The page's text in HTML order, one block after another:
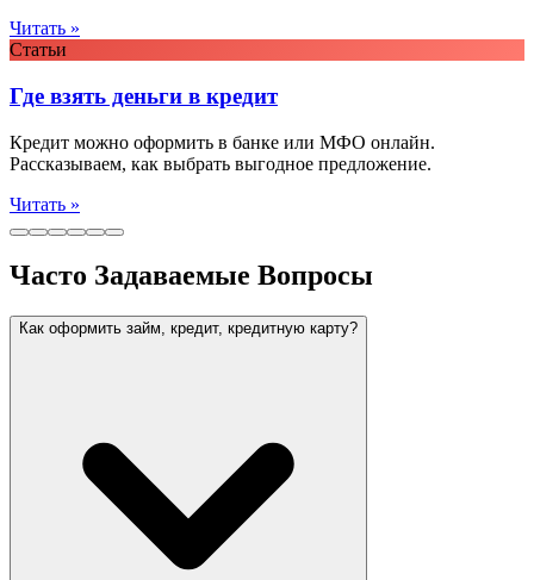
Читать »
Статьи
Где взять деньги в кредит
Кредит можно оформить в банке или МФО онлайн.
Рассказываем, как выбрать выгодное предложение.
Читать »
Часто Задаваемые Вопросы
Как оформить займ, кредит, кредитную карту?